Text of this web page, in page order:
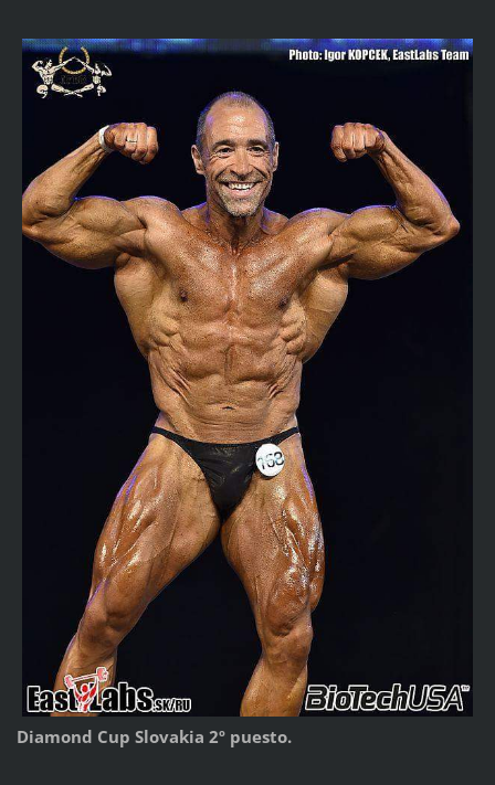
Diamond Cup Slovakia 2º puesto.